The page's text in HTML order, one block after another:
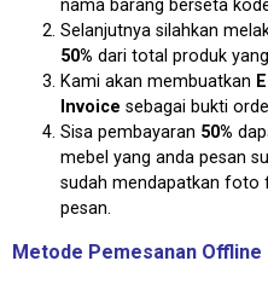
nama barang berseta
Selanjutnya silahkan
50% dari total produk
Kami akan membuatkan
Invoice sebagai bukti
Sisa pembayaran 50%
mebel yang anda pesan
sudah mendapatkan foto
pesan.
Metode Pemesanan Offline